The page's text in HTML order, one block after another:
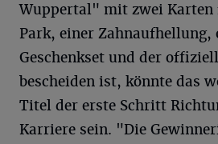
Wuppertal" mit zwei Karten
Park, einer Zahnaufhellung,
Geschenkset und der
bescheiden ist, könnte das
Titel der erste Schritt
Karriere sein. "Die